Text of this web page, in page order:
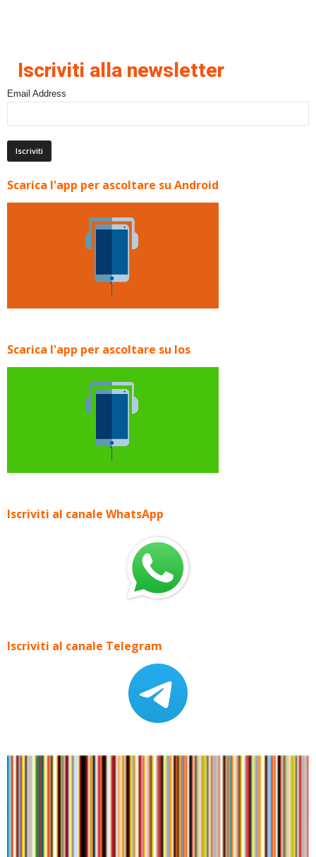
Iscriviti alla newsletter
Email Address
Scarica l'app per ascoltare su Android
Scarica l'app per ascoltare su Ios
Iscriviti al canale WhatsApp
Iscriviti al canale Telegram